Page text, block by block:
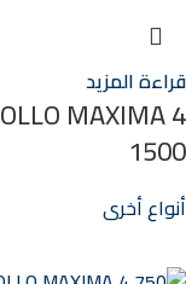
قراءة المزيد
MAXIMA 4
1500
أنواع أخرى